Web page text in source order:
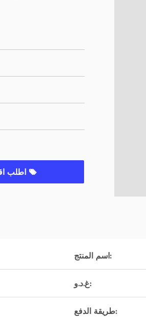
اطلب اقتباس
اسم المنتج:
غ.د.و:
طريقة الدفع: